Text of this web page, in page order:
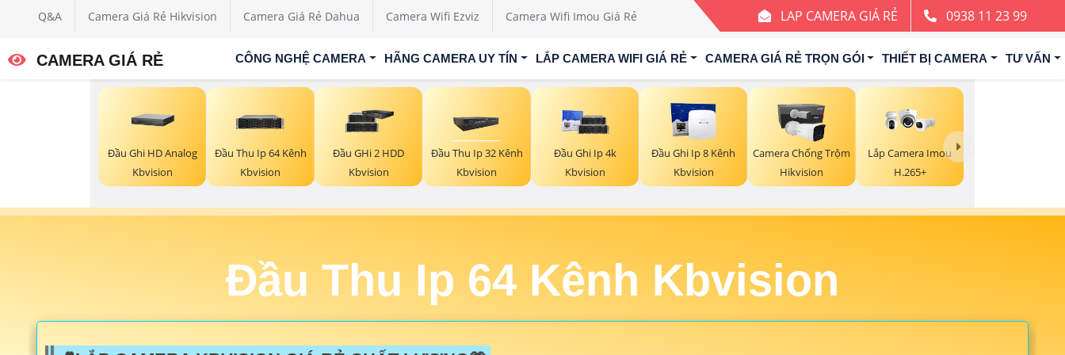
Q&A Camera Giá Rẻ Hikvision Camera Giá Rẻ Dahua Camera Wifi Ezviz Camera Wifi Imou Giá Rẻ LAP CAMERA GIÁ RẺ 0938 11 23 99
CAMERA GIÁ RẺ CÔNG NGHỆ CAMERA HÃNG CAMERA UY TÍN LẮP CAMERA WIFI GIÁ RẺ CAMERA GIÁ RẺ TRỌN GÓI THIẾT BỊ CAMERA TƯ VẤN
Đầu Ghi HD Analog
Kbvision
Đầu Thu Ip 64 Kênh
Kbvision
Đầu GHi 2 HDD
Kbvision
Đầu Thu Ip 32 Kênh
Kbvision
Đầu Ghi Ip 4k
Kbvision
Đầu Ghi Ip 8 Kênh
Kbvision
Camera Chống Trộm
Hikvision
Lắp Camera Imou
H.265+
Đầu Thu Ip 64 Kênh Kbvision